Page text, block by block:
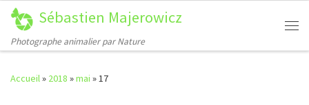
Passer au contenu
Sébastien Majerowicz
Photographe animalier par Nature
Accueil» 2018 »mai »17